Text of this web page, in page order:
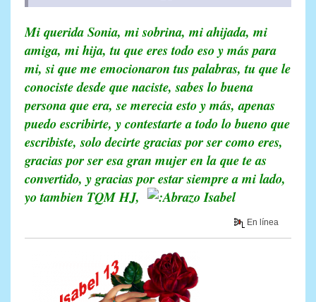
Mi querida Sonia, mi sobrina, mi ahijada, mi
amiga, mi hija, tu que eres todo eso y más para
mi, si que me emocionaron tus palabras, tu que le
conociste desde que naciste, sabes lo buena
persona que era, se merecia esto y más, apenas
puedo escribirte, y contestarte a todo lo bueno que
escribiste, solo decirte gracias por ser como eres,
gracias por ser esa gran mujer en la que te as
convertido, y gracias por estar siempre a mi lado,
yo tambien TQM HJ,
Isabel
En línea